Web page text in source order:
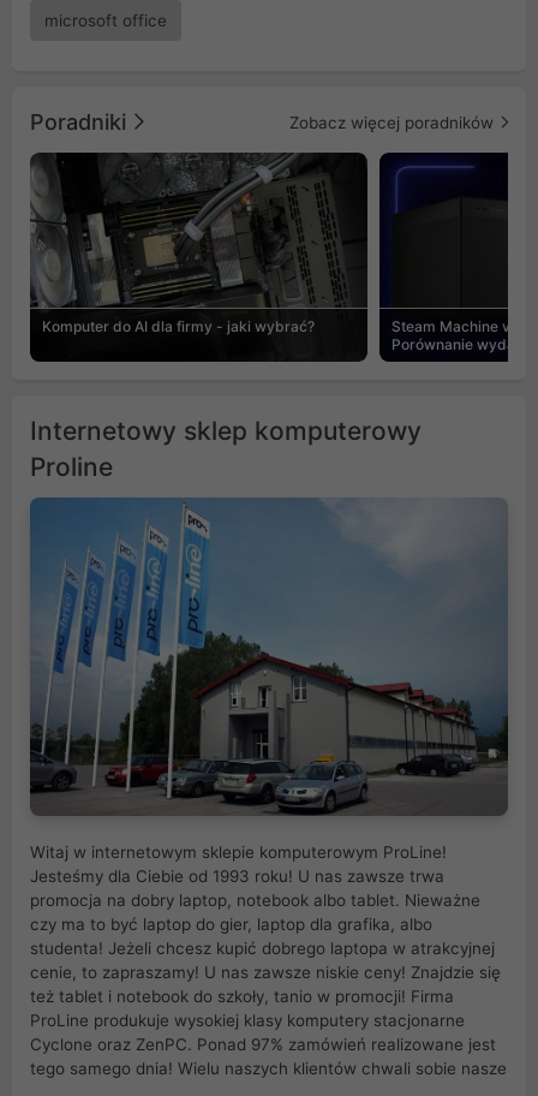
microsoft office
Poradniki Zobacz więcej poradników
Komputer do AI dla firmy - jaki wybrać?
Steam Machine vs
Porównanie
Internetowy sklep komputerowy
Proline
Witaj w internetowym sklepie komputerowym ProLine!
Jesteśmy dla Ciebie od 1993 roku! U nas zawsze trwa
promocja na dobry laptop, notebook albo tablet. Nieważne
czy ma to być laptop do gier, laptop dla grafika, albo
studenta! Jeżeli chcesz kupić dobrego laptopa w atrakcyjnej
cenie, to zapraszamy! U nas zawsze niskie ceny! Znajdzie się
też tablet i notebook do szkoły, tanio w promocji! Firma
ProLine produkuje wysokiej klasy komputery stacjonarne
Cyclone oraz ZenPC. Ponad 97% zamówień realizowane jest
tego samego dnia! Wielu naszych klientów chwali sobie nasze